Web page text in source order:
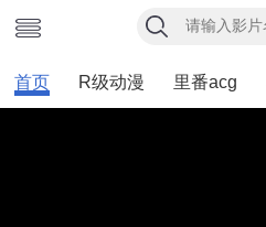
首页 R级动漫 里番acg